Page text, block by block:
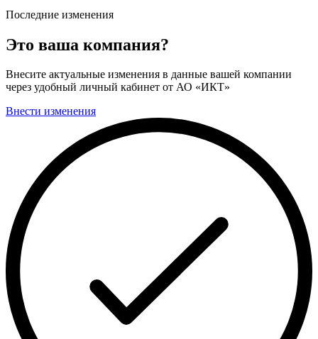
Последние изменения
Это ваша компания?
Внесите актуальные изменения в данные вашей компании
через удобный личный кабинет от АО «ИКТ»
Внести изменения